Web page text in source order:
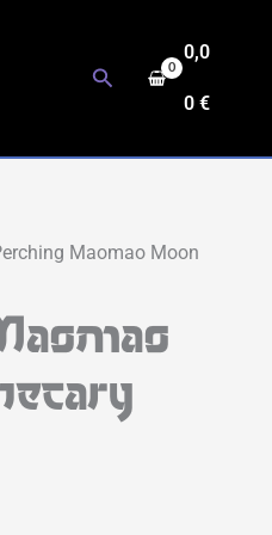
Buscar
0,0
0€
Maomao Moon